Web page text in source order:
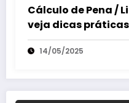
Cálculo de Pena /
veja dicas
revisar processos
14/05/2025